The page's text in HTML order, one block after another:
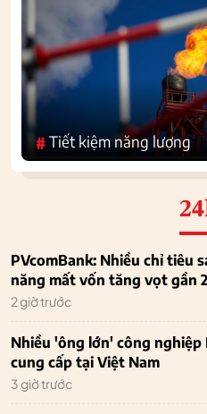
#Tiết kiệm năng lượng
PVcomBank: Nhiều chỉ tiêu
năng mất vốn tăng vọt gần
2 giờ trước
Nhiều 'ông lớn' công nghiệp
cung cấp tại Việt Nam
3 giờ trước